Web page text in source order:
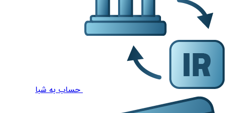
حساب به شبا